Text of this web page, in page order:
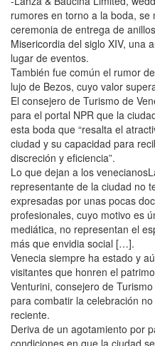
rumores en torno a la boda,
ceremonia de entrega de
Misericordia del siglo XIV, una
lugar de eventos.
También fue común el rumor
lujo de Bezos, cuyo valor
El consejero de Turismo de
para el portal NPR que la
esta boda que “resalta el
ciudad y su capacidad para
discreción y eficiencia”.
Lo que dejan a los
representante de la ciudad no
expresadas por unas pocas
profesionales, cuyo motivo es
mediática, no representan el
más que envidia social […].
Venecia siempre ha estado y
visitantes que honren el
Venturini, consejero de
para combatir la celebración
reciente.
Deriva de un agotamiento por
condiciones en que la ciudad